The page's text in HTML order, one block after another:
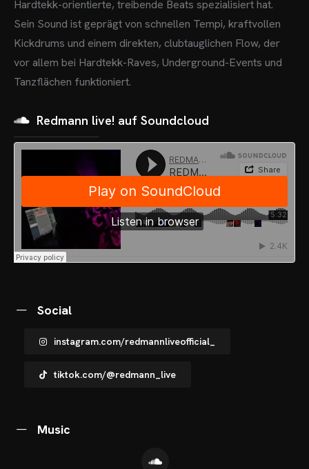
SHOP
Hardtekk-orientierte, treibende Beats spezialisiert hat.
Sein Sound ist geprägt von schnellen Tempi, kraftvollen
Kickdrums und einem direkten, clubtauglichen Flow, der
vor allem bei Hardtekk-Raves, Underground-Events und
Tanzflächen funktioniert.
Redmann live! auf Soundcloud
Social
instagram.com/redmannliveofficial_
tiktok.com/@redmann_live
Music